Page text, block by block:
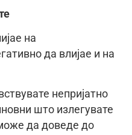
на
да влијае и на
непријатно
што излегувате
да доведе до